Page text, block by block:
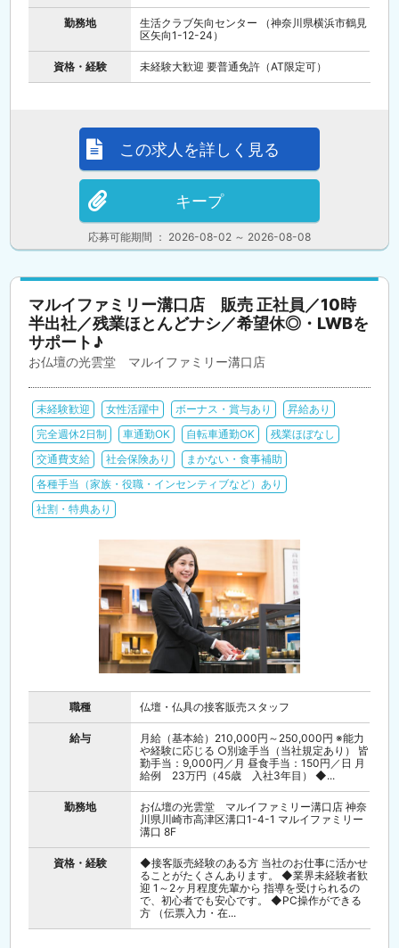
勤務地
生活クラブ矢向センター （神奈川県横浜市鶴見
区矢向1-12-24）
資格・経験 未経験大歓迎 要普通免許（AT限定可）
応募可能期間 ： 2026-08-02 ～ 2026-08-08
この求人を詳しく見る
キープ
マルイファミリー溝口店 販売 正社員／10時
半出社／残業ほとんどナシ／希望休◎・LWBを
サポート♪
お仏壇の光雲堂 マルイファミリー溝口店
未経験歓迎 女性活躍中 ボーナス・賞与あり
昇給あり
完全週休2日制
車通勤OK 自転車通勤OK
残業ほぼなし
交通費支給
社会保険あり
まかない・食事補助
各種手当（家族・役職・インセンティブなど）あり
社割・特典あり
職種 仏壇・仏具の接客販売スタッフ
給与
月給（基本給）210,000円～250,000円 ※能力
や経験に応じる ○別途手当（当社規定あり） 皆
勤手当：9,000円／月 昼食手当：150円／日 月
給例 23万円（45歳 入社3年目） ◆...
勤務地
お仏壇の光雲堂 マルイファミリー溝口店 神奈
川県川崎市高津区溝口1-4-1 マルイファミリー
溝口 8F
資格・経験
◆接客販売経験のある方 当社のお仕事に活かせ
ることがたくさんあります。 ◆業界未経験者歓
迎 1～2ヶ月程度先輩から 指導を受けられるの
で、初心者でも安心です。 ◆PC操作ができる
方 （伝票入力・在...